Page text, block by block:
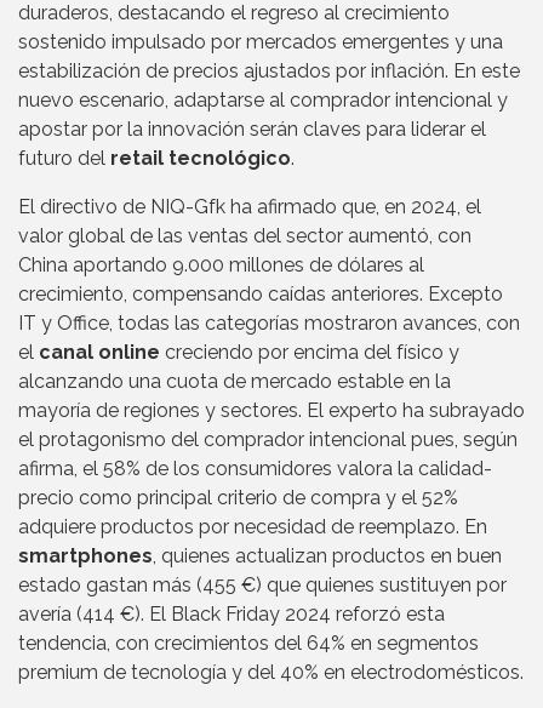
duraderos, destacando el regreso al crecimiento
sostenido impulsado por mercados emergentes y una
estabilización de precios ajustados por inflación. En este
nuevo escenario, adaptarse al comprador intencional y
apostar por la innovación serán claves para liderar el
futuro del retail tecnológico.
El directivo de NIQ-Gfk ha afirmado que, en 2024, el
valor global de las ventas del sector aumentó, con
China aportando 9.000 millones de dólares al
crecimiento, compensando caídas anteriores. Excepto
IT y Office, todas las categorías mostraron avances, con
el canal online creciendo por encima del físico y
alcanzando una cuota de mercado estable en la
mayoría de regiones y sectores. El experto ha subrayado
el protagonismo del comprador intencional pues, según
afirma, el 58% de los consumidores valora la calidad-
precio como principal criterio de compra y el 52%
adquiere productos por necesidad de reemplazo. En
smartphones, quienes actualizan productos en buen
estado gastan más (455 €) que quienes sustituyen por
avería (414 €). El Black Friday 2024 reforzó esta
tendencia, con crecimientos del 64% en segmentos
premium de tecnología y del 40% en electrodomésticos.